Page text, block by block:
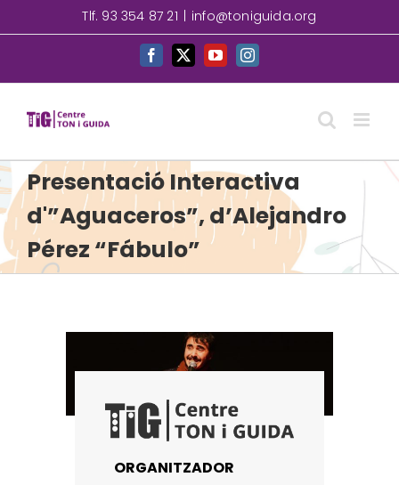
to
Tlf. 93 354 87 21 info@toniguida.org
Facebook
X YouTubeInstagram
Presentació Interactiva
d'”Aguaceros”, d’Alejandro
Pérez “Fábulo”
ORGANITZADOR